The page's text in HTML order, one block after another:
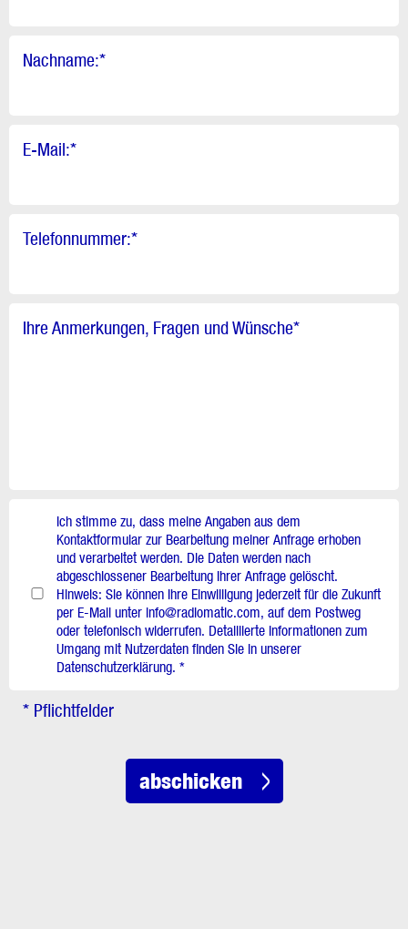
Nachname:*
E-Mail:*
Telefonnummer:*
Ihre Anmerkungen, Fragen und Wünsche*
Ich stimme zu, dass meine Angaben aus dem
Kontaktformular zur Bearbeitung meiner Anfrage erhoben
und verarbeitet werden. Die Daten werden nach
abgeschlossener Bearbeitung Ihrer Anfrage gelöscht.
Hinweis: Sie können Ihre Einwilligung jederzeit für die Zukunft
per E-Mail unter info@radiomatic.com, auf dem Postweg
oder telefonisch widerrufen. Detaillierte Informationen zum
Umgang mit Nutzerdaten finden Sie in unserer
Datenschutzerklärung. *
* Pflichtfelder
abschicken